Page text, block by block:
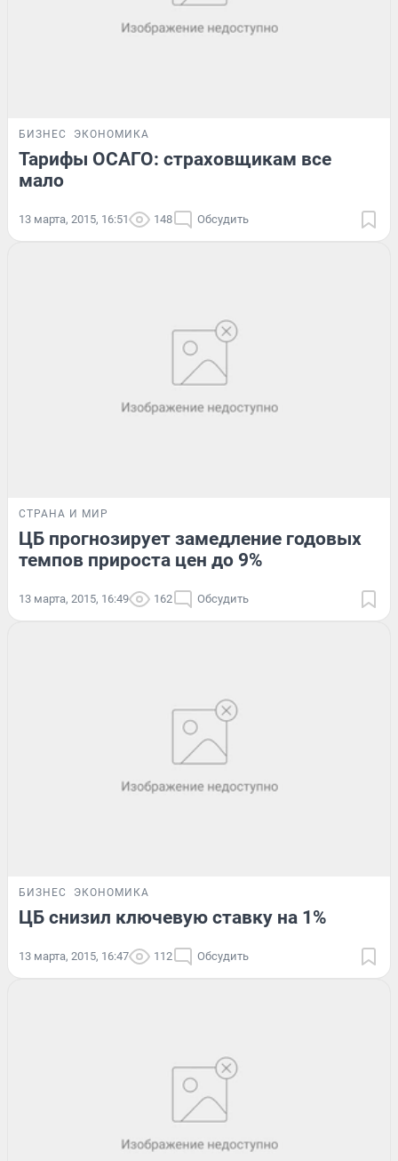
БИЗНЕС ЭКОНОМИКА
Тарифы ОСАГО: страховщикам все
мало
13 марта, 2015, 16:51 148 Обсудить
СТРАНА И МИР
ЦБ прогнозирует замедление годовых
темпов прироста цен до 9%
13 марта, 2015, 16:49 162 Обсудить
БИЗНЕС ЭКОНОМИКА
ЦБ снизил ключевую ставку на 1%
13 марта, 2015, 16:47 112 Обсудить